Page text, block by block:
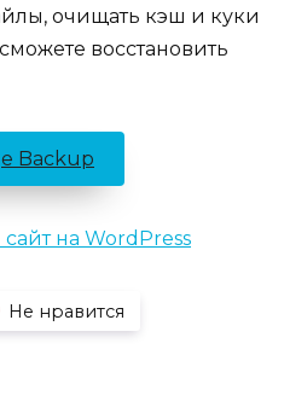
очищать кэш и куки
восстановить
Backup
Не нравится